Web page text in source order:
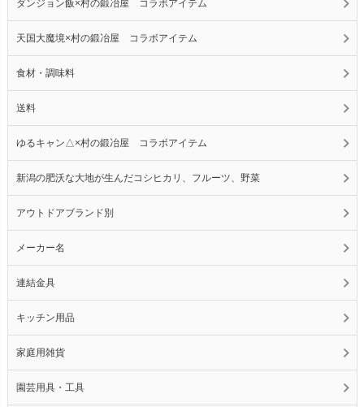
ダンジョン飯×村の鍛冶屋 コラボアイテム
天国大魔境×村の鍛冶屋 コラボアイテム
食材・調味料
送料
ゆるキャン△×村の鍛冶屋 コラボアイテム
新潟の肥沃な大地が生んだコシヒカリ、フルーツ、野菜
アウトドアブランド別
メーカー名
連結金具
キッチン用品
家庭用雑貨
園芸用具・工具